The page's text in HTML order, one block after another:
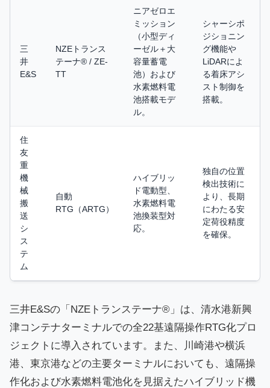
三
井
E&S
NZEトランス
テーナ® / ZE-
TT
ニアゼロエ
ミッション
（小型ディ
ーゼル＋大
容量蓄電
池）および
水素燃料電
池搭載モデ
ル。
シャーシポ
ジショニン
グ機能や
LiDARによ
る着床アシ
スト制御を
搭載。
住
友
重
機
械
搬
送
シ
ス
テ
ム
自動
RTG（ARTG）
ハイブリッ
ド電動型、
水素燃料電
池換装型対
応。
独自の位置
検出技術に
より、長期
にわたる安
定荷役精度
を確保。
三井E&Sの「NZEトランステーナ®」は、清水港新興
津コンテナターミナルでの全22基遠隔操作RTG化プロ
ジェクトに導入されています。また、川崎港や横浜
港、東京港などの主要ターミナルにおいても、遠隔操
作化および水素燃料電池化を見据えたハイブリッド機